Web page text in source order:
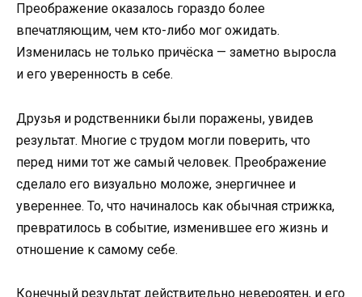
Преображение оказалось гораздо более
впечатляющим, чем кто-либо мог ожидать.
Изменилась не только причёска — заметно выросла
и его уверенность в себе.
Друзья и родственники были поражены, увидев
результат. Многие с трудом могли поверить, что
перед ними тот же самый человек. Преображение
сделало его визуально моложе, энергичнее и
увереннее. То, что начиналось как обычная стрижка,
превратилось в событие, изменившее его жизнь и
отношение к самому себе.
Конечный результат действительно невероятен, и его